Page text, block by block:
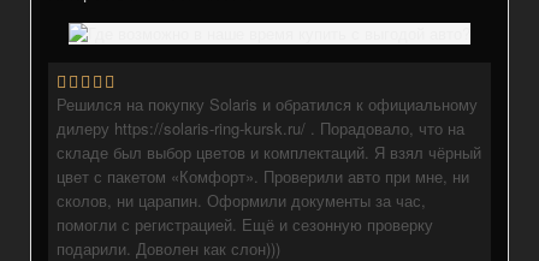
Решился на покупку Solaris и обратился к официальному
дилеру https://solaris-ring-kursk.ru/ . Порадовало, что на
складе был выбор цветов и комплектаций. Я взял чёрный
цвет с пакетом «Комфорт». Проверили авто при мне, ни
сколов, ни царапин. Оформили документы за час,
помогли с регистрацией. Ещё и сезонную проверку
подарили. Доволен как слон)))